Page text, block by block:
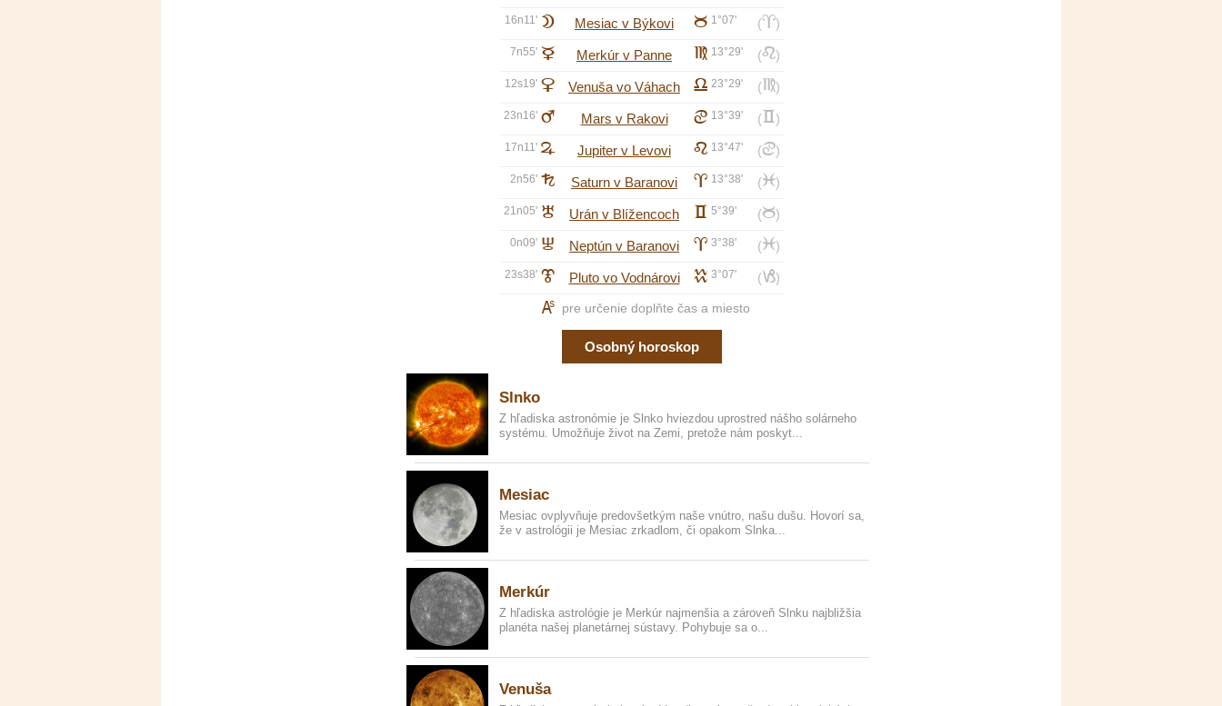
16n11' B Mesiac v Býkovi b 1°07' (a)
7n55' C Merkúr v Panne f 13°29' (e)
12s19' D Venuša vo Váhach g 23°29' ( f)
23n16' E Mars v Rakovi d 13°39' ( c)
17n11' F Jupiter v Levovi e 13°47' (d)
2n56' G Saturn v Baranovi a 13°38' (l)
21n05' H Urán v Blížencoch c 5°39' (b)
0n09' I Neptún v Baranovi a 3°38' (l)
23s38' J Pluto vo Vodnárovi k 3°07' (j)
K pre určenie doplňte čas a miesto
Osobný horoskop
Slnko
Z hľadiska astronómie je Slnko hviezdou uprostred nášho solárneho
systému. Umožňuje život na Zemi, pretože nám poskyt...
Mesiac
Mesiac ovplyvňuje predovšetkým naše vnútro, našu dušu. Hovorí sa,
že v astrológii je Mesiac zrkadlom, či opakom Slnka...
Merkúr
Z hľadiska astrológie je Merkúr najmenšia a zároveň Slnku najbližšia
planéta našej planetárnej sústavy. Pohybuje sa o...
Venuša